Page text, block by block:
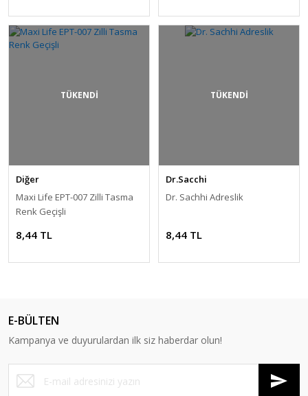
TÜKENDİ
Diğer
Maxi Life EPT-007 Zilli Tasma
Renk Geçişli
8,44 TL
TÜKENDİ
Dr.Sacchi
Dr. Sachhi Adreslik
8,44 TL
E-BÜLTEN
Kampanya ve duyurulardan ilk siz haberdar olun!